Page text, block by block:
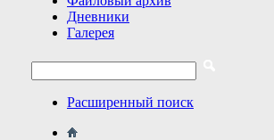
Дневники
Галерея
Расширенный поиск